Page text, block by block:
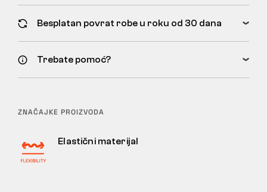
Besplatan povrat robe u roku od 30 dana
Trebate pomoć?
ZNAČAJKE PROIZVODA
Elastični materijal